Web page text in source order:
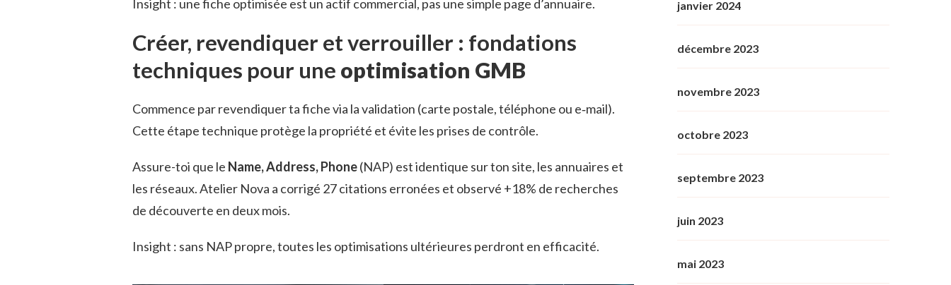
Insight : une fiche optimisée est un actif commercial, pas une simple page d’annuaire.
Créer, revendiquer et verrouiller : fondations
techniques pour une optimisation GMB
Commence par revendiquer ta fiche via la validation (carte postale, téléphone ou e‑mail).
Cette étape technique protège la propriété et évite les prises de contrôle.
Assure-toi que le Name, Address, Phone(NAP) est identique sur ton site, les annuaires et
les réseaux. Atelier Nova a corrigé 27 citations erronées et observé +18% de recherches
de découverte en deux mois.
Insight : sans NAP propre, toutes les optimisations ultérieures perdront en efficacité.
janvier 2024
décembre 2023
novembre 2023
octobre 2023
septembre 2023
juin 2023
mai 2023